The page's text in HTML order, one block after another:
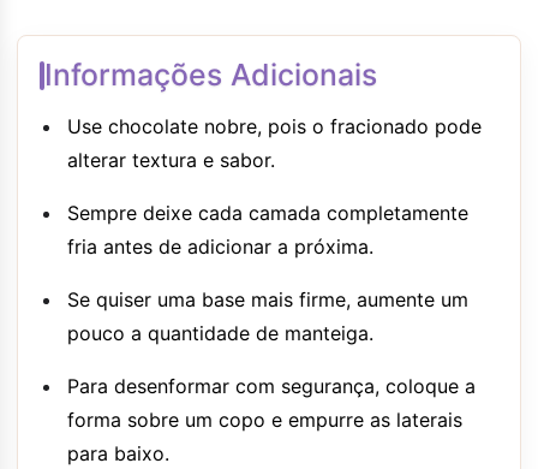
Informações Adicionais
Use chocolate nobre, pois o fracionado pode
alterar textura e sabor.
Sempre deixe cada camada completamente
fria antes de adicionar a próxima.
Se quiser uma base mais firme, aumente um
pouco a quantidade de manteiga.
Para desenformar com segurança, coloque a
forma sobre um copo e empurre as laterais
para baixo.